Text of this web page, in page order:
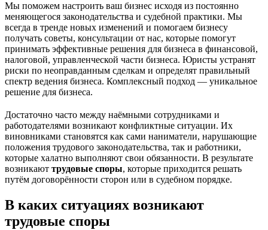
Мы поможем настроить ваш бизнес исходя из постоянно
меняющегося законодательства и судебной практики. Мы
всегда в тренде новых изменений и помогаем бизнесу
получать советы, консультации от нас, которые помогут
принимать эффективные решения для бизнеса в финансовой,
налоговой, управленческой части бизнеса. Юристы устранят
риски по неоправданным сделкам и определят правильный
спектр ведения бизнеса. Комплексный подход — уникальное
решение для бизнеса.
Достаточно часто между наёмными сотрудниками и
работодателями возникают конфликтные ситуации. Их
виновниками становятся как сами наниматели, нарушающие
положения трудового законодательства, так и работники,
которые халатно выполняют свои обязанности. В результате
возникают трудовые споры, которые приходится решать
путём договорённости сторон или в судебном порядке.
В каких ситуациях возникают
трудовые споры